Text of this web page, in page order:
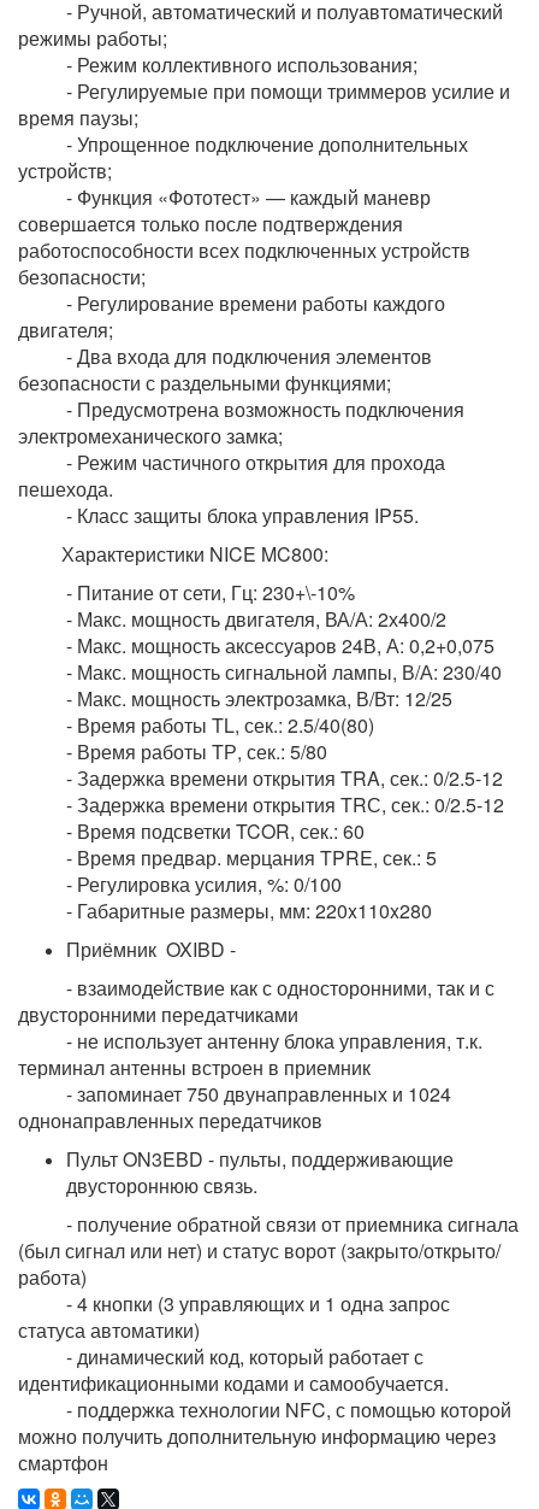
- Ручной, автоматический и полуавтоматический
режимы работы;
- Режим коллективного использования;
- Регулируемые при помощи триммеров усилие и
время паузы;
- Упрощенное подключение дополнительных
устройств;
- Функция «Фототест» — каждый маневр
совершается только после подтверждения
работоспособности всех подключенных устройств
безопасности;
- Регулирование времени работы каждого
двигателя;
- Два входа для подключения элементов
безопасности с раздельными функциями;
- Предусмотрена возможность подключения
электромеханического замка;
- Режим частичного открытия для прохода
пешехода.
- Класс защиты блока управления IP55.
Характеристики NICE MC800:
- Питание от сети, Гц: 230+\-10%
- Макс. мощность двигателя, ВА/А: 2х400/2
- Макс. мощность аксессуаров 24В, А: 0,2+0,075
- Макс. мощность сигнальной лампы, В/А: 230/40
- Макс. мощность электрозамка, В/Вт: 12/25
- Время работы TL, сек.: 2.5/40(80)
- Время работы TР, сек.: 5/80
- Задержка времени открытия TRA, сек.: 0/2.5-12
- Задержка времени открытия TRС, сек.: 0/2.5-12
- Время подсветки TCOR, сек.: 60
- Время предвар. мерцания TPRE, сек.: 5
- Регулировка усилия, %: 0/100
- Габаритные размеры, мм: 220x110x280
Приёмник OXIBD -
- взаимодействие как с односторонними, так и с
двусторонними передатчиками
- не использует антенну блока управления, т.к.
терминал антенны встроен в приемник
- запоминает 750 двунаправленных и 1024
однонаправленных передатчиков
Пульт ON3EBD - пульты, поддерживающие
двустороннюю связь.
- получение обратной связи от приемника сигнала
(был сигнал или нет) и статус ворот (закрыто/открыто/
работа)
- 4 кнопки (3 управляющих и 1 одна запрос
статуса автоматики)
- динамический код, который работает с
идентификационными кодами и самообучается.
- поддержка технологии NFC, с помощью которой
можно получить дополнительную информацию через
смартфон